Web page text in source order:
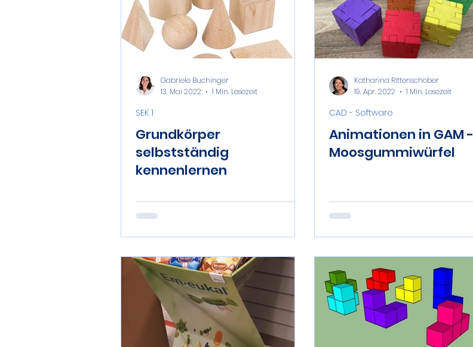
Grundkörper
selbstständig
kennenlernen
SEK 1
Gabriele Buchinger
13. Mai 2022
1 Min. Lesezeit
Animationen in GAM -
Moosgummiwürfel
CAD - Software
Katharina Rittenschober
19. Apr. 2022
1 Min. Lesezeit